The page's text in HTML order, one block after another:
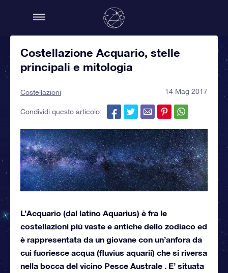
Costellazione Acquario, stelle
principali e mitologia
Costellazioni 14 Mag 2017
Condividi questo articolo:
L’Acquario (dal latino Aquarius) è fra le
costellazioni più vaste e antiche dello zodiaco ed
è rappresentata da un giovane con un’anfora da
cui fuoriesce acqua (fluvius aquarii) che si riversa
nella bocca del vicino Pesce Australe . E’ situata